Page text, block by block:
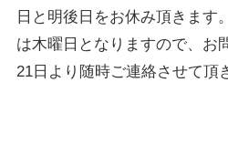
日と明後日をお休み頂きます
は木曜日となりますので、お
21日より随時ご連絡させて頂